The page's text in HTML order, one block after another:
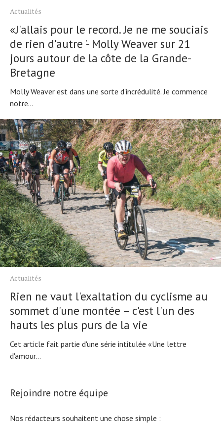
Actualités
«J'allais pour le record. Je ne me souciais
de rien d'autre '- Molly Weaver sur 21
jours autour de la côte de la Grande-
Bretagne
Molly Weaver est dans une sorte d'incrédulité. Je commence
notre...
Actualités
Rien ne vaut l'exaltation du cyclisme au
sommet d'une montée – c'est l'un des
hauts les plus purs de la vie
Cet article fait partie d'une série intitulée «Une lettre
d'amour...
Rejoindre notre équipe
Nos rédacteurs souhaitent une chose simple :